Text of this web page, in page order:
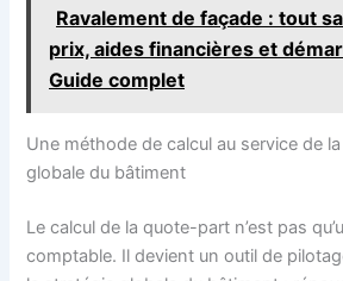
Ravalement de façade : tout
prix, aides financières et
Guide complet
Une méthode de calcul au service de
globale du bâtiment
Le calcul de la quote-part n’est pas
comptable. Il devient un outil de